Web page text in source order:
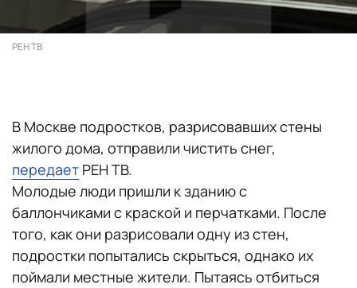
РЕН ТВ
В Москве подростков, разрисовавших стены
жилого дома, отправили чистить снег,
передает РЕН ТВ.
Молодые люди пришли к зданию с
баллончиками с краской и перчатками. После
того, как они разрисовали одну из стен,
подростки попытались скрыться, однако их
поймали местные жители. Пытаясь отбиться